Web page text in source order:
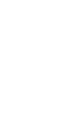
Images